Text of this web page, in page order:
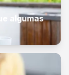
algumas